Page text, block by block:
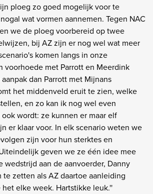
ploeg zo goed mogelijk voor te
wat vormen aannemen. Tegen NAC
we de ploeg voorbereid op twee
bij AZ zijn er nog wel wat meer
komen langs in onze
voorhoede met Parrott en Meerdink
dan Parrott met Mijnans
het middenveld eruit te zien, welke
en zo kan ik nog wel even
wordt: ze kunnen er maar elf
er klaar voor. In elk scenario weten we
zijn voor hun sterktes en
geven we ze één idee mee
wedstrijd aan de aanvoerder, Danny
te zetten als AZ daartoe aanleiding
het elke week. Hartstikke leuk.''